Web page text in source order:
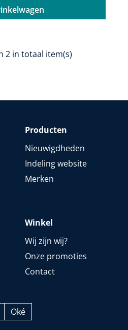
2 in totaal item(s)
Producten
Nieuwigdheden
Indeling website
Merken
Winkel
Wij zijn wij?
Onze promoties
Contact